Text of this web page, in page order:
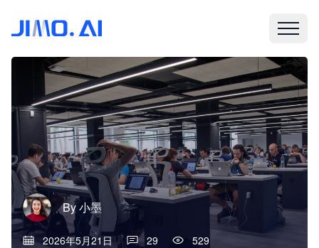
By小墨
2026年5月21日 29 529